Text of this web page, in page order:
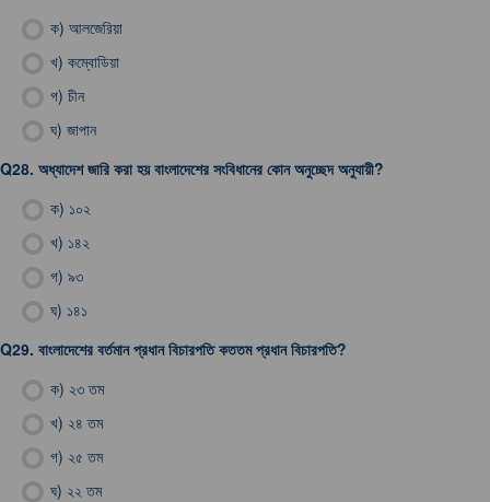
ক) আলজেরিয়া
খ) কম্বোডিয়া
গ) চীন
ঘ) জাপান
Q28. অধ্যাদেশ জারি করা হয় বাংলাদেশের সংবিধানের কোন অনুচ্ছেদ অনুযায়ী?
ক) ১০২
খ) ১৪২
গ) ৯৩
ঘ) ১৪১
Q29. বাংলাদেশের বর্তমান প্রধান বিচারপতি কততম প্রধান বিচারপতি?
ক) ২৩ তম
খ) ২৪ তম
গ) ২৫ তম
ঘ) ২২ তম